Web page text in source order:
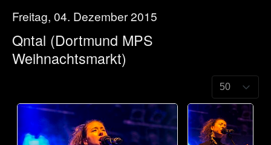
Freitag, 04. Dezember 2015
Qntal (Dortmund MPS
Weihnachtsmarkt)